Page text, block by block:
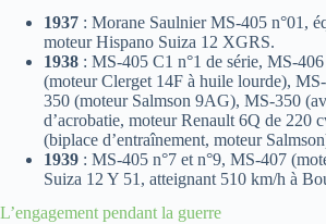
1937 : Morane Saulnier MS-405 n°01,
moteur Hispano Suiza 12 XGRS.
1938 : MS-405 C1 n°1 de série, MS-
(moteur Clerget 14F à huile lourde),
350 (moteur Salmson 9AG), MS-350
d’acrobatie, moteur Renault 6Q de 220
(biplace d’entraînement, moteur
1939 : MS-405 n°7 et n°9, MS-407
Suiza 12 Y 51, atteignant 510 km/h à
L’engagement pendant la guerre